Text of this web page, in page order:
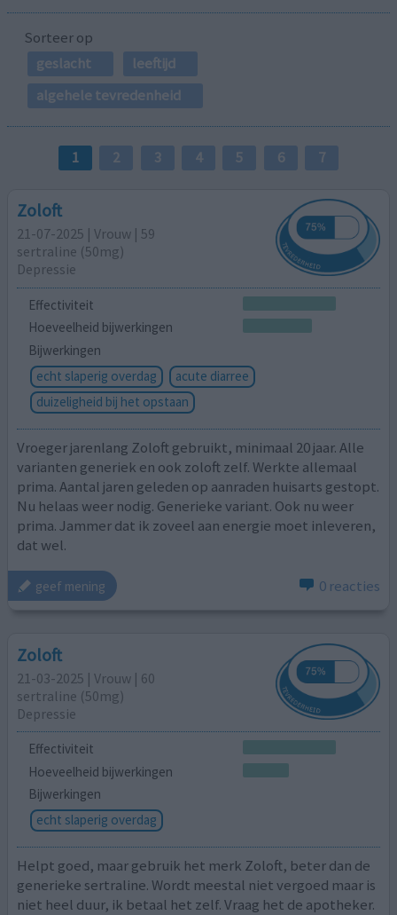
Sorteer op
geslacht
leeftijd
algehele tevredenheid
1 2 3 4 5 6 7
Zoloft
21-07-2025 | Vrouw | 59
sertraline (50mg)
Depressie
Effectiviteit
Hoeveelheid bijwerkingen
Bijwerkingen
echt slaperig overdag
acute diarree
duizeligheid bij het opstaan
Vroeger jarenlang Zoloft gebruikt, minimaal 20 jaar. Alle
varianten generiek en ook zoloft zelf. Werkte allemaal
prima. Aantal jaren geleden op aanraden huisarts gestopt.
Nu helaas weer nodig. Generieke variant. Ook nu weer
prima. Jammer dat ik zoveel aan energie moet inleveren,
dat wel.
geef mening 0 reacties
Zoloft
21-03-2025 | Vrouw | 60
sertraline (50mg)
Depressie
Effectiviteit
Hoeveelheid bijwerkingen
Bijwerkingen
echt slaperig overdag
Helpt goed, maar gebruik het merk Zoloft, beter dan de
generieke sertraline. Wordt meestal niet vergoed maar is
niet heel duur, ik betaal het zelf. Vraag het de apotheker.